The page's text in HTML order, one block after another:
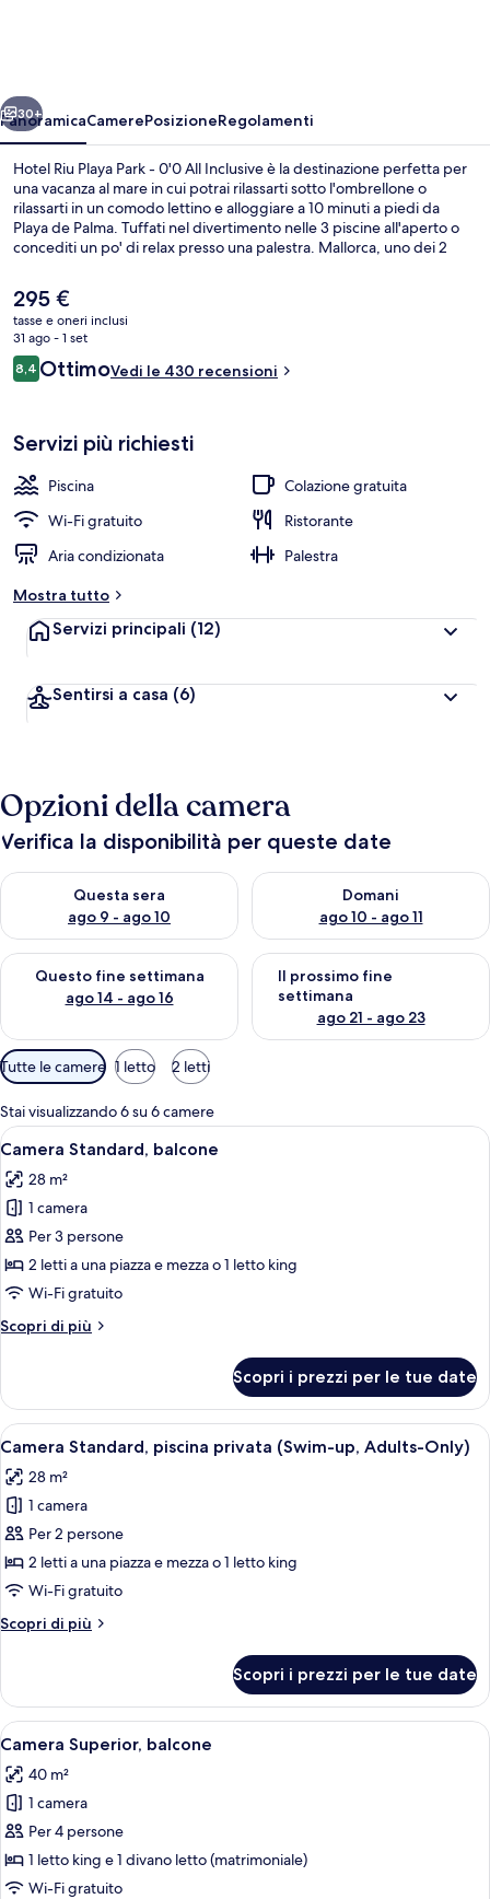
0'0
All
Inclusive
Avanti
30+
PanoramicaCamerePosizioneRegolamenti
Hotel Riu Playa Park - 0'0 All Inclusive è la destinazione perfetta per
una vacanza al mare in cui potrai rilassarti sotto l'ombrellone o
rilassarti in un comodo lettino e alloggiare a 10 minuti a piedi da
Playa de Palma. Tuffati nel divertimento nelle 3 piscine all'aperto o
concediti un po' di relax presso una palestra. Mallorca, uno dei 2
colazione, il pranzo e la cena. In questo resort all-inclusive troverai
anche altri punti di forza come come un bar a bordo piscina, uno
snack bar e una terrazza. Altri viaggiatori apprezzano il personale
gentile della struttura.
Il
prezzo
attuale
è
295 €
295 €
tasse e oneri inclusi
31 ago - 1 set
Recensioni
8,48,4 su 10
OttimoVedi le 430 recensioni
Servizi più richiesti
Piscina
Colazione gratuita
Wi-Fi gratuito
Ristorante
Aria condizionata
Palestra
Mostra tutto
Servizi principali (12)
Sentirsi a casa (6)
Opzioni della camera
Verifica la disponibilità per queste date
Questa sera
ago 9 - ago 10
Verifica la disponibilità per questa sera, ago 9 - ago 10
Domani
ago 10 - ago 11
Verifica la disponibilità per
Questo fine settimana
ago 14 - ago 16
Verifica la disponibilità per questo fine settimana, ago 14 -
Il prossimo fine
settimana
ago 21 - ago 23
Verifica la disponibilità per il
Filtri
disponibili
per
le
camere
Tutte le camere 1 letto 2 letti
Stai visualizzando 6 su 6 camere
Apri
tutte
le
foto
per
Camera
Standard,
Una camera d'albergo con un letto,
4
Camera Standard, balcone
28 m²
1 camera
Per 3 persone
2 letti a una piazza e mezza o 1 letto king
Wi-Fi gratuito
Scopri di più
Altri
Standard,
balcone
Scopri i prezzi per le tue date
Apri
tutte
le
foto
per
Camera
Standard,
privata
Adults-
Only)
Area piscina con sedie a sdraio e
4
Camera Standard, piscina privata (Swim-up, Adults-Only)
28 m²
1 camera
Per 2 persone
2 letti a una piazza e mezza o 1 letto king
Wi-Fi gratuito
Scopri di più
Altri
Standard,
piscina
privata
up,
Adults-
Only)
Scopri i prezzi per le tue date
Apri
tutte
le
foto
per
Camera
Superior,
Una camera d'hotel moderna con
4
Camera Superior, balcone
40 m²
1 camera
Per 4 persone
1 letto king e 1 divano letto (matrimoniale)
Wi-Fi gratuito